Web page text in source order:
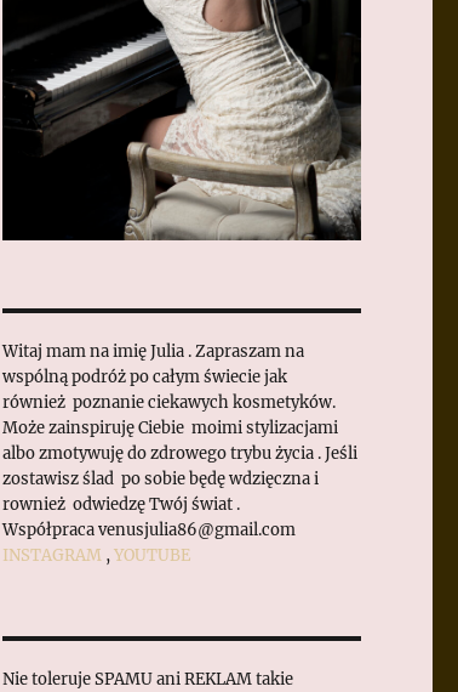
Witaj mam na imię Julia . Zapraszam na
wspólną podróż po całym świecie jak
również poznanie ciekawych kosmetyków.
Może zainspiruję Ciebie moimi stylizacjami
albo zmotywuję do zdrowego trybu życia . Jeśli
zostawisz ślad po sobie będę wdzięczna i
rownież odwiedzę Twój świat .
Współpraca venusjulia86@gmail.com
INSTAGRAM,YOUTUBE
Nie toleruje SPAMU ani REKLAM takie